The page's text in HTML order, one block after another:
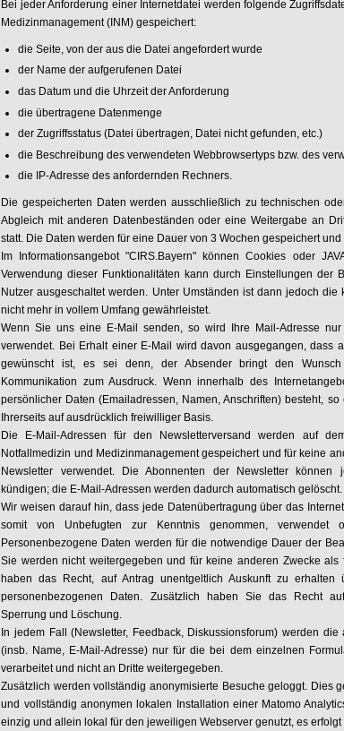
Bei jeder Anforderung einer Internetdatei werden folgende
Medizinmanagement (INM) gespeichert:
die Seite, von der aus die Datei angefordert wurde
der Name der aufgerufenen Datei
das Datum und die Uhrzeit der Anforderung
die übertragene Datenmenge
der Zugriffsstatus (Datei übertragen, Datei nicht gefunden, etc.)
die Beschreibung des verwendeten Webbrowsertyps bzw. des
die IP-Adresse des anfordernden Rechners.
Die gespeicherten Daten werden ausschließlich zu technischen
Abgleich mit anderen Datenbeständen oder eine Weitergabe an
statt. Die Daten werden für eine Dauer von 3 Wochen gespeichert
Im Informationsangebot "CIRS.Bayern" können Cookies oder
Verwendung dieser Funktionalitäten kann durch Einstellungen der
Nutzer ausgeschaltet werden. Unter Umständen ist dann jedoch die
nicht mehr in vollem Umfang gewährleistet.
Wenn Sie uns eine E-Mail senden, so wird Ihre Mail-Adresse
verwendet. Bei Erhalt einer E-Mail wird davon ausgegangen, dass
gewünscht ist, es sei denn, der Absender bringt den
Kommunikation zum Ausdruck. Wenn innerhalb des
persönlicher Daten (Emailadressen, Namen, Anschriften) besteht,
Ihrerseits auf ausdrücklich freiwilliger Basis.
Die E-Mail-Adressen für den Newsletterversand werden auf
Notfallmedizin und Medizinmanagement gespeichert und für keine
Newsletter verwendet. Die Abonnenten der Newsletter können
kündigen; die E-Mail-Adressen werden dadurch automatisch gelöscht.
Wir weisen darauf hin, dass jede Datenübertragung über das
somit von Unbefugten zur Kenntnis genommen, verwendet
Personenbezogene Daten werden für die notwendige Dauer der
Sie werden nicht weitergegeben und für keine anderen Zwecke als
haben das Recht, auf Antrag unentgeltlich Auskunft zu
personenbezogenen Daten. Zusätzlich haben Sie das Recht
Sperrung und Löschung.
In jedem Fall (Newsletter, Feedback, Diskussionsforum) werden
(insb. Name, E-Mail-Adresse) nur für die bei dem einzelnen
verarbeitet und nicht an Dritte weitergegeben.
Zusätzlich werden vollständig anonymisierte Besuche geloggt. Dies
und vollständig anonymen lokalen Installation einer Matomo
einzig und allein lokal für den jeweiligen Webserver genutzt, es